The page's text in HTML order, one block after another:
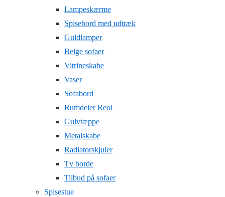
Lampeskærme
Spisebord med udtræk
Guldlamper
Beige sofaer
Vitrineskabe
Vaser
Sofabord
Rumdeler Reol
Gulvtæppe
Metalskabe
Radiatorskjuler
Tv borde
Tilbud på sofaer
Spisestue